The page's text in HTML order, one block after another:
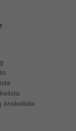
önskelista